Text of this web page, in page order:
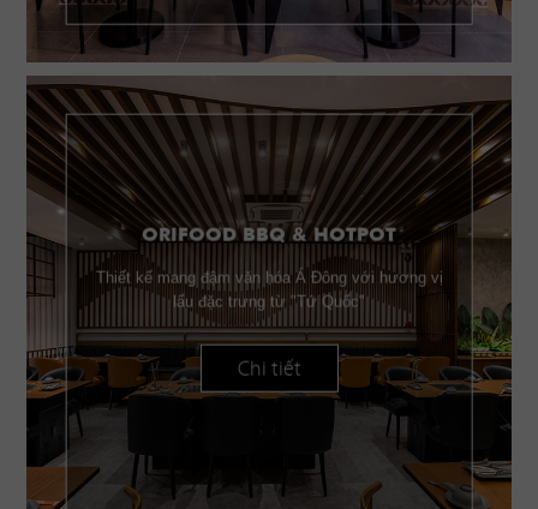
ORIFOOD BBQ & HOTPOT
Thiết kế mang đậm văn hóa Á Đông với hương vị
lẩu đặc trưng từ "Tứ Quốc"
Chi tiết